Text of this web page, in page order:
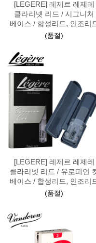
[LEGERE] 레제르 레제레
클라리넷 리드 / 시그니처
베이스 / 합성리드, 인조리
(품절)
[LEGERE] 레제르 레제레
클라리넷 리드 / 유로피언
베이스 / 합성리드, 인조리
(품절)